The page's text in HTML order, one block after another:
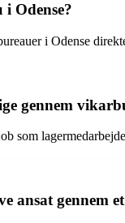
Odense?
i Odense
gennem
som
ansat gennem